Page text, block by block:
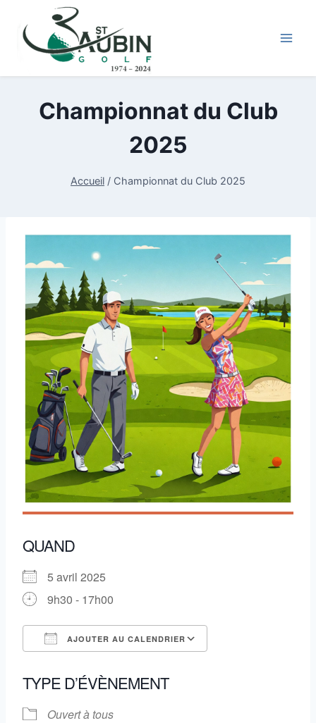
contenu
Championnat du Club
2025
Accueil / Championnat du Club 2025
QUAND
5 avril 2025
9h30 - 17h00
AJOUTER AU CALENDRIER
TYPE D’ÉVÈNEMENT
Ouvert à tous